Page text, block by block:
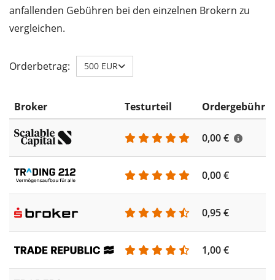
anfallenden Gebühren bei den einzelnen Brokern zu
vergleichen.
Orderbetrag: 500 EUR
Broker Testurteil Ordergebühr
0,00 €
0,00 €
0,95 €
1,00 €